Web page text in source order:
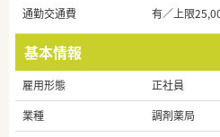
通勤交通費
有／上限
基本情報
雇用形態
正社員
業種
調剤薬局